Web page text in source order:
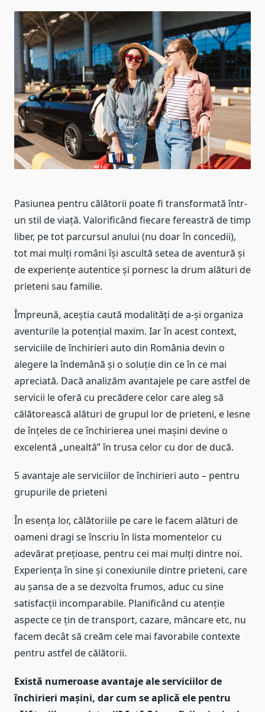
Pasiunea pentru călătorii poate fi transformată într-
un stil de viață. Valorificând fiecare fereastră de timp
liber, pe tot parcursul anului (nu doar în concedii),
tot mai mulți români își ascultă setea de aventură și
de experiențe autentice și pornesc la drum alături de
prieteni sau familie.
Împreună, aceștia caută modalități de a-și organiza
aventurile la potențial maxim. Iar în acest context,
serviciile de închirieri auto din România devin o
alegere la îndemână și o soluție din ce în ce mai
apreciată. Dacă analizăm avantajele pe care astfel de
servicii le oferă cu precădere celor care aleg să
călătorească alături de grupul lor de prieteni, e lesne
de înțeles de ce închirierea unei mașini devine o
excelentă „unealtă” în trusa celor cu dor de ducă.
5 avantaje ale serviciilor de închirieri auto – pentru
grupurile de prieteni
În esența lor, călătoriile pe care le facem alături de
oameni dragi se înscriu în lista momentelor cu
adevărat prețioase, pentru cei mai mulți dintre noi.
Experiența în sine și conexiunile dintre prieteni, care
au șansa de a se dezvolta frumos, aduc cu sine
satisfacții incomparabile. Planificând cu atenție
aspecte ce țin de transport, cazare, mâncare etc, nu
facem decât să creăm cele mai favorabile contexte
pentru astfel de călătorii.
Există numeroase avantaje ale serviciilor de
închirieri mașini, dar cum se aplică ele pentru